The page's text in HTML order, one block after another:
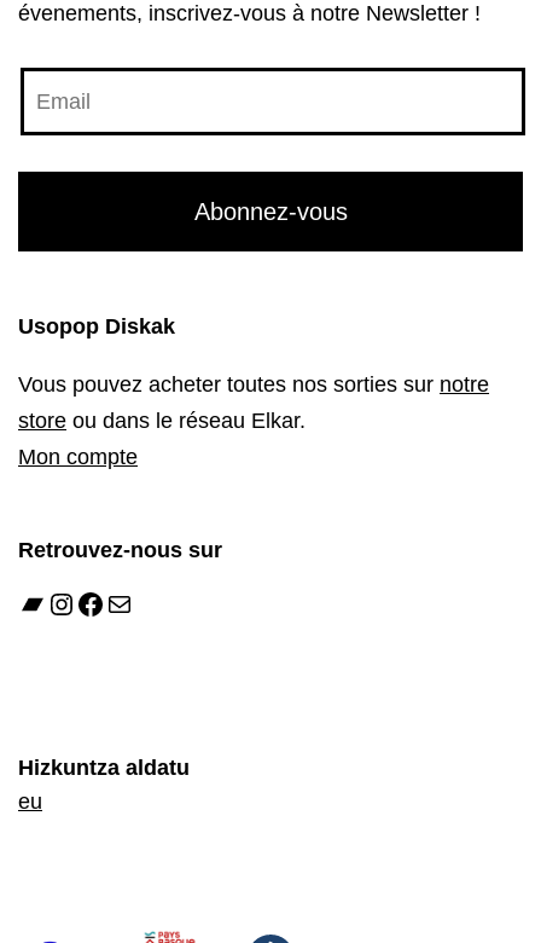
évenements, inscrivez-vous à notre Newsletter !
Usopop Diskak
Vous pouvez acheter toutes nos sorties sur notre
store ou dans le réseau Elkar.
Mon compte
Retrouvez-nous sur
Hizkuntza aldatu
eu